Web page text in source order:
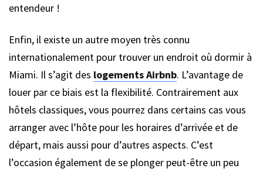
entendeur !
Enfin, il existe un autre moyen très connu
internationalement pour trouver un endroit où dormir à
Miami. Il s’agit des logements Airbnb. L’avantage de
louer par ce biais est la flexibilité. Contrairement aux
hôtels classiques, vous pourrez dans certains cas vous
arranger avec l’hôte pour les horaires d’arrivée et de
départ, mais aussi pour d’autres aspects. C’est
l’occasion également de se plonger peut-être un peu